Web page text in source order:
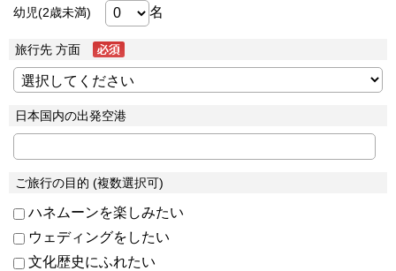
幼児(2歳未満) 名
旅行先 方面
日本国内の出発空港
ご旅行の目的 (複数選択可)
ハネムーンを楽しみたい
ウェディングをしたい
文化歴史にふれたい